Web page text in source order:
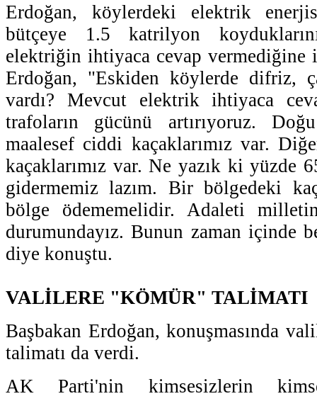
Erdoğan, köylerdeki elektrik
bütçeye 1.5 katrilyon
elektriğin ihtiyaca cevap vermediğine
Erdoğan, "Eskiden köylerde difriz,
vardı? Mevcut elektrik ihtiyaca
trafoların gücünü artırıyoruz.
maalesef ciddi kaçaklarımız var.
kaçaklarımız var. Ne yazık ki yüzde
gidermemiz lazım. Bir bölgedeki
bölge ödememelidir. Adaleti
durumundayız. Bunun zaman içinde
diye konuştu.
VALİLERE "KÖMÜR" TALİMATI
Başbakan Erdoğan, konuşmasında
talimatı da verdi.
AK Parti'nin kimsesizlerin